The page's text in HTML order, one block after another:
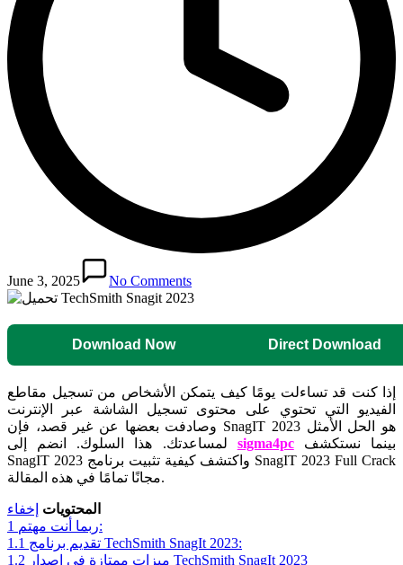
June 3, 2025 No Comments
Download Now Direct Download
إذا كنت قد تساءلت يومًا كيف يتمكن الأشخاص من تسجيل مقاطع
الفيديو التي تحتوي على محتوى تسجيل الشاشة عبر الإنترنت
وصادفت بعضها عن غير قصد، فإن SnagIT 2023 هو الحل الأمثل
sigma4pc
بينما نستكشف
SnagIT 2023 واكتشف كيفية تثبيت برنامج SnagIT 2023 Full Crack
مجانًا تمامًا في هذه المقالة.
المحتويات إخفاء
1
ربما أنت مهتم:
1.1
تقديم برنامج TechSmith SnagIt 2023:
1.2
ميزات ممتازة في إصدار TechSmith SnagIt 2023